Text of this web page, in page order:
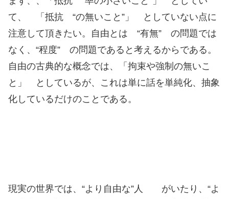
て、 「抵抗 “の無いこと”」 としていない点に
注意して頂きたい。自由とは “有無” の問題では
なく、“程度” の問題であると考えるからである。
自由の古典的な概念では、「拘束や強制の無いこ
と」 としているが、これは単に話を単純化、抽象
化しているだけのことである。
現実の世界では、“より自由な”人 がいたり、“よ